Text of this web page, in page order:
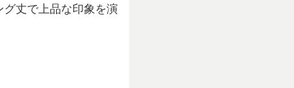
丈で上品な印象を演